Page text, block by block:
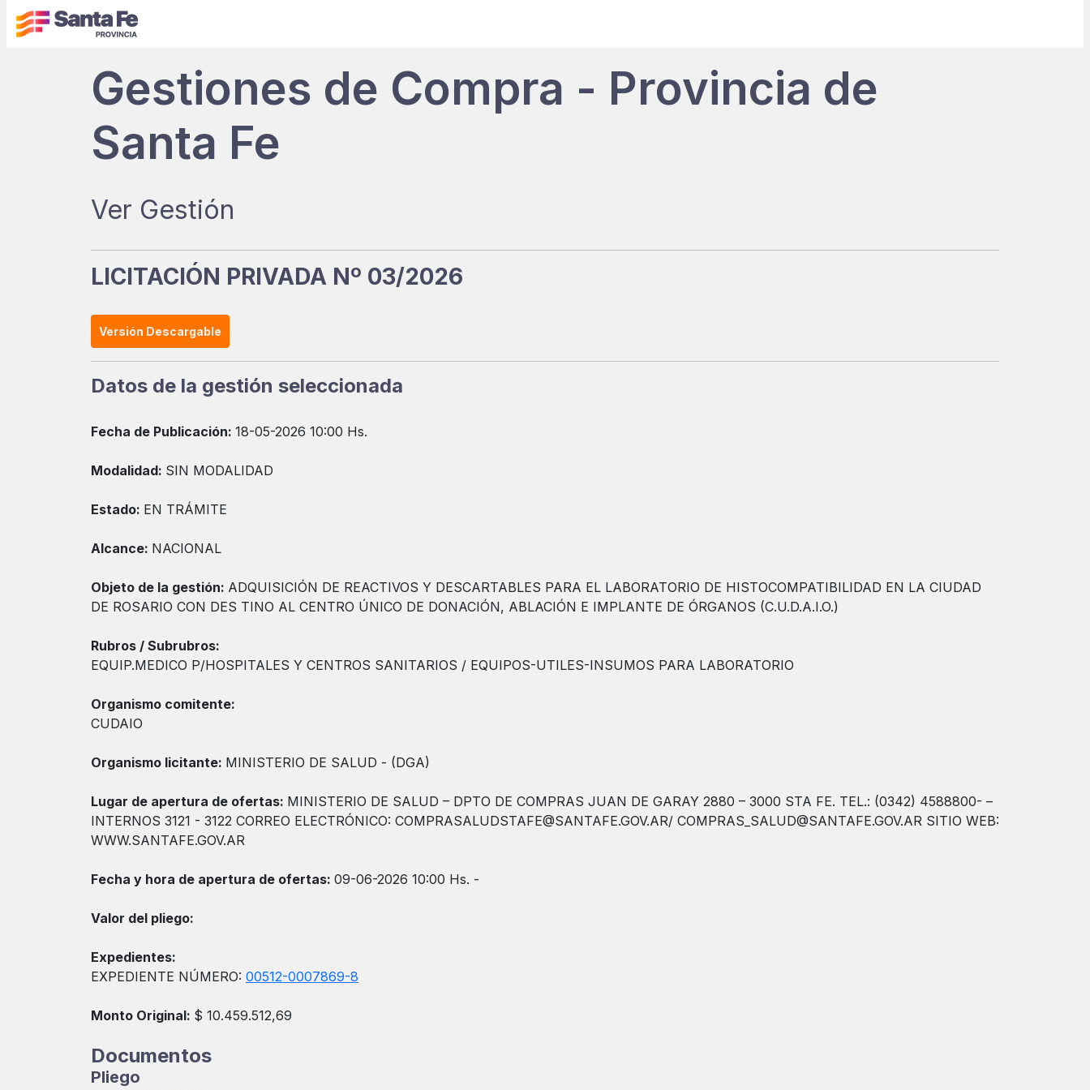
Gestiones de Compra - Provincia de
Santa Fe
Ver Gestión
LICITACIÓN PRIVADA Nº 03/2026
Versión Descargable
Datos de la gestión seleccionada
Fecha de Publicación: 18-05-2026 10:00 Hs.
Modalidad: SIN MODALIDAD
Estado: EN TRÁMITE
Alcance: NACIONAL
Objeto de la gestión: ADQUISICIÓN DE REACTIVOS Y DESCARTABLES PARA EL LABORATORIO DE HISTOCOMPATIBILIDAD EN LA CIUDAD
DE ROSARIO CON DES TINO AL CENTRO ÚNICO DE DONACIÓN, ABLACIÓN E IMPLANTE DE ÓRGANOS (C.U.D.A.I.O.)
Rubros / Subrubros:
EQUIP.MEDICO P/HOSPITALES Y CENTROS SANITARIOS / EQUIPOS-UTILES-INSUMOS PARA LABORATORIO
Organismo comitente:
CUDAIO
Organismo licitante: MINISTERIO DE SALUD - (DGA)
Lugar de apertura de ofertas: MINISTERIO DE SALUD – DPTO DE COMPRAS JUAN DE GARAY 2880 – 3000 STA FE. TEL.: (0342) 4588800- –
INTERNOS 3121 - 3122 CORREO ELECTRÓNICO: COMPRASALUDSTAFE@SANTAFE.GOV.AR/ COMPRAS_SALUD@SANTAFE.GOV.AR SITIO WEB:
WWW.SANTAFE.GOV.AR
Fecha y hora de apertura de ofertas: 09-06-2026 10:00 Hs. -
Valor del pliego:
Expedientes:
EXPEDIENTE NÚMERO: 00512-0007869-8
Monto Original: $ 10.459.512,69
Documentos
Pliego